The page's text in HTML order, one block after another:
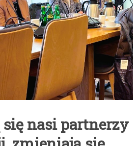
nasi partnerzy